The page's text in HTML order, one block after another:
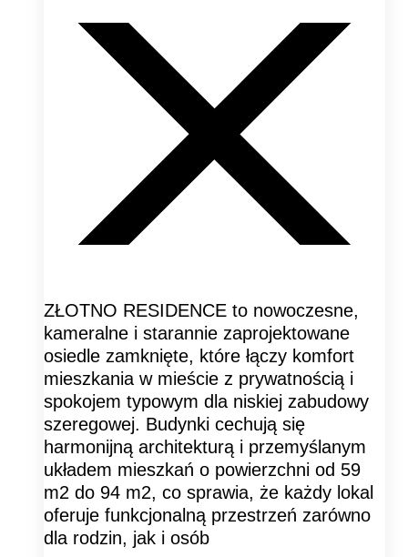
ZŁOTNO RESIDENCE to nowoczesne,
kameralne i starannie zaprojektowane
osiedle zamknięte, które łączy komfort
mieszkania w mieście z prywatnością i
spokojem typowym dla niskiej zabudowy
szeregowej. Budynki cechują się
harmonijną architekturą i przemyślanym
układem mieszkań o powierzchni od 59
m2 do 94 m2, co sprawia, że każdy lokal
oferuje funkcjonalną przestrzeń zarówno
dla rodzin, jak i osób